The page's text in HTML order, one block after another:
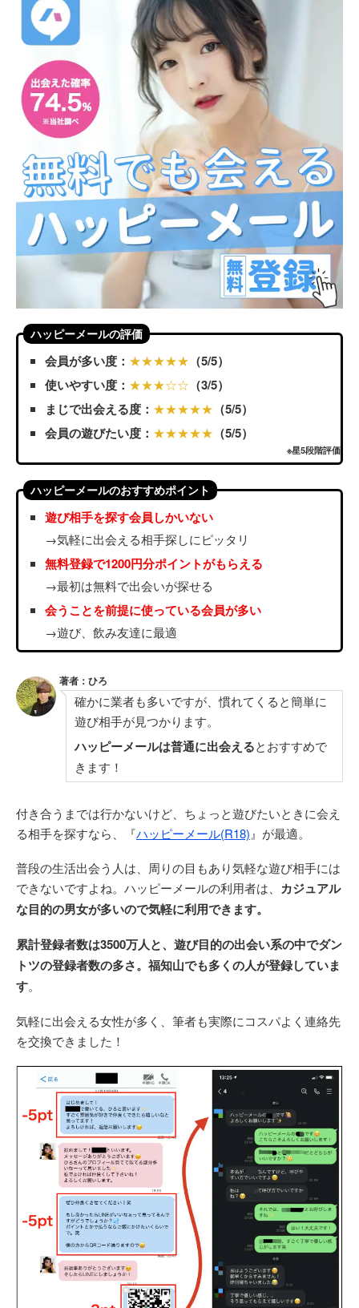
ハッピーメールの評価
会員が多い度： ★★★★★ （5/5）
使いやすい度： ★★★☆☆ （3/5）
まじで出会える度： ★★★★★ （5/5）
会員の遊びたい度： ★★★★★ （5/5）
※星5段階評価
ハッピーメールのおすすめポイント
遊び相手を探す会員しかいない
→気軽に出会える相手探しにピッタリ
無料登録で1200円分ポイントがもらえる
→最初は無料で出会いが探せる
会うことを前提に使っている会員が多い
→遊び、飲み友達に最適
著者：ひろ
確かに業者も多いですが、慣れてくると簡単に
遊び相手が見つかります。
ハッピーメールは普通に出会えるとおすすめで
きます！
付き合うまでは行かないけど、ちょっと遊びたいときに会え
る相手を探すなら、『ハッピーメール(R18)』が最適。
普段の生活出会う人は、周りの目もあり気軽な遊び相手には
できないですよね。ハッピーメールの利用者は、 カジュアル
な目的の男女が多いので気軽に利用できます。
累計登録者数は3500万人と、遊び目的の出会い系の中でダン
トツの登録者数の多さ。福知山でも多くの人が登録していま
す。
気軽に出会える女性が多く、筆者も実際にコスパよく連絡先
を交換できました！